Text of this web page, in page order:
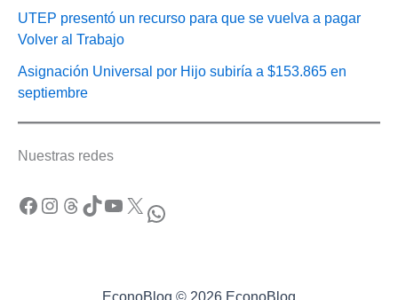
UTEP presentó un recurso para que se vuelva a pagar
Volver al Trabajo
Asignación Universal por Hijo subiría a $153.865 en
septiembre
Nuestras redes
Facebook Instagram Threads TikTok YouTube X WhatsApp
EconoBlog © 2026 EconoBlog